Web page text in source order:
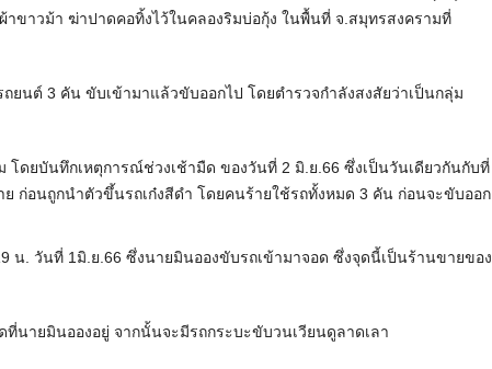
ขาวม้า ฆ่าปาดคอทิ้งไว้ในคลองริมบ่อกุ้ง ในพื้นที่ จ.สมุทรสงครามที่
ยนต์ 3 คัน ขับเข้ามาแล้วขับออกไป โดยตำรวจกำลังสงสัยว่าเป็นกลุ่ม
ดยบันทึกเหตุการณ์ช่วงเช้ามืด ของวันที่ 2 มิ.ย.66 ซึ่งเป็นวันเดียวกันกับที่
ก่อนถูกนำตัวขึ้นรถเก๋งสีดำ โดยคนร้ายใช้รถทั้งหมด 3 คัน ก่อนจะขับออก
น. วันที่ 1มิ.ย.66 ซึ่งนายมินอองขับรถเข้ามาจอด ซึ่งจุดนี้เป็นร้านขายของ
นายมินอองอยู่ จากนั้นจะมีรถกระบะขับวนเวียนดูลาดเลา